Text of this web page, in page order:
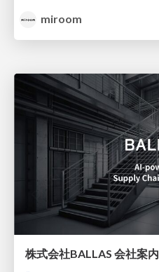
miroom
株式会社BALLAS 会社案内